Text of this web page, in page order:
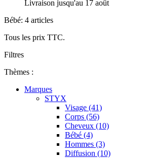
Livraison jusqu'au 17 août
Bébé: 4 articles
Tous les prix TTC.
Filtres
Thèmes :
Marques
STYX
Visage (41)
Corps (56)
Cheveux (10)
Bébé (4)
Hommes (3)
Diffusion (10)